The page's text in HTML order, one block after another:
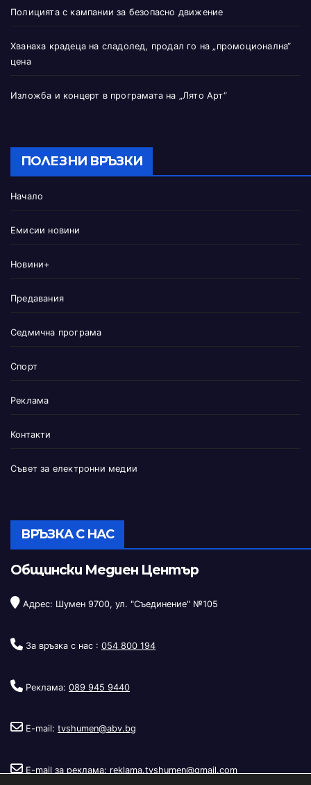
Полицията с кампании за безопасно движение
Хванаха крадеца на сладолед, продал го на „промоционална“
цена
Изложба и концерт в програмата на „Лято Арт“
ПОЛЕЗНИ ВРЪЗКИ
Начало
Емисии новини
Новини+
Предавания
Седмична програма
Спорт
Реклама
Контакти
Съвет за електронни медии
ВРЪЗКА С НАС
Общински Медиен Център
Адрес: Шумен 9700, ул. "Съединение" №105
За връзка с нас : 054 800 194
Реклама: 089 945 9440
E-mail: tvshumen@abv.bg
E-mail за реклама: reklama.tvshumen@gmail.com